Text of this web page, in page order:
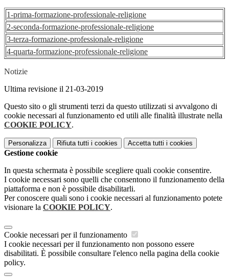
1-prima-formazione-professionale-religione
2-seconda-formazione-professionale-religione
3-terza-formazione-professionale-religione
4-quarta-formazione-professionale-religione
Notizie
Ultima revisione il 21-03-2019
Questo sito o gli strumenti terzi da questo utilizzati si avvalgono di
cookie necessari al funzionamento ed utili alle finalità illustrate nella
COOKIE POLICY.
Personalizza Rifiuta tutti i cookies Accetta tutti i cookies
Gestione cookie
In questa schermata è possibile scegliere quali cookie consentire.
I cookie necessari sono quelli che consentono il funzionamento della
piattaforma e non è possibile disabilitarli.
Per conoscere quali sono i cookie necessari al funzionamento potete
visionare la COOKIE POLICY.
Cookie necessari per il funzionamento
I cookie necessari per il funzionamento non possono essere
disabilitati. È possibile consultare l'elenco nella pagina della cookie
policy.